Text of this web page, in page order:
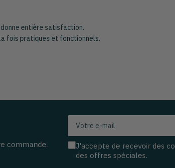
donne entière satisfaction.
fois pratiques et fonctionnels.
commande.
mail
J'accepte de recevoir des
des offres spéciales.